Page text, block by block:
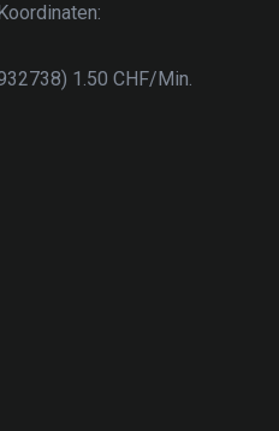
1.50 CHF/Min.